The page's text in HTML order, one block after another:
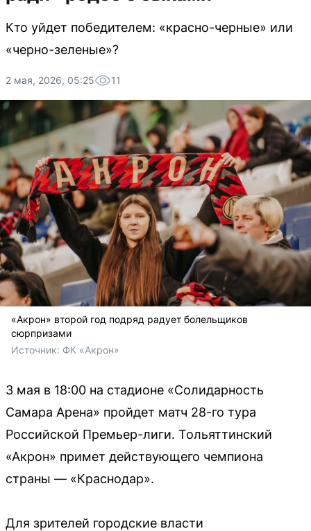
Кто уйдет победителем: «красно-черные» или
«черно-зеленые»?
2 мая, 2026, 05:25 11
«Акрон» второй год подряд радует болельщиков
сюрпризами
Источник: ФК «Акрон»
3 мая в 18:00 на стадионе «Солидарность
Самара Арена» пройдет матч 28-го тура
Российской Премьер-лиги. Тольяттинский
«Акрон» примет действующего чемпиона
страны — «Краснодар».
Для зрителей городские власти